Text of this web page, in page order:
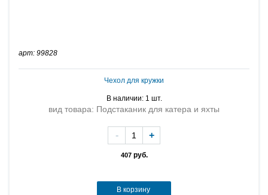
арт: 99828
Чехол для кружки
В наличии: 1 шт.
вид товара: Подстаканик для катера и яхты
407руб.
- +
В корзину